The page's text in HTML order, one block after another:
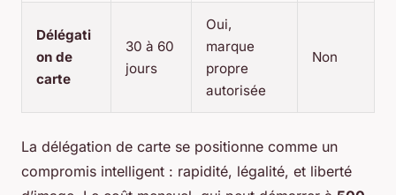
Délégati
on de
carte
30 à 60
jours
Oui,
marque
propre
autorisée
Non
La délégation de carte se positionne comme un
compromis intelligent : rapidité, légalité, et liberté